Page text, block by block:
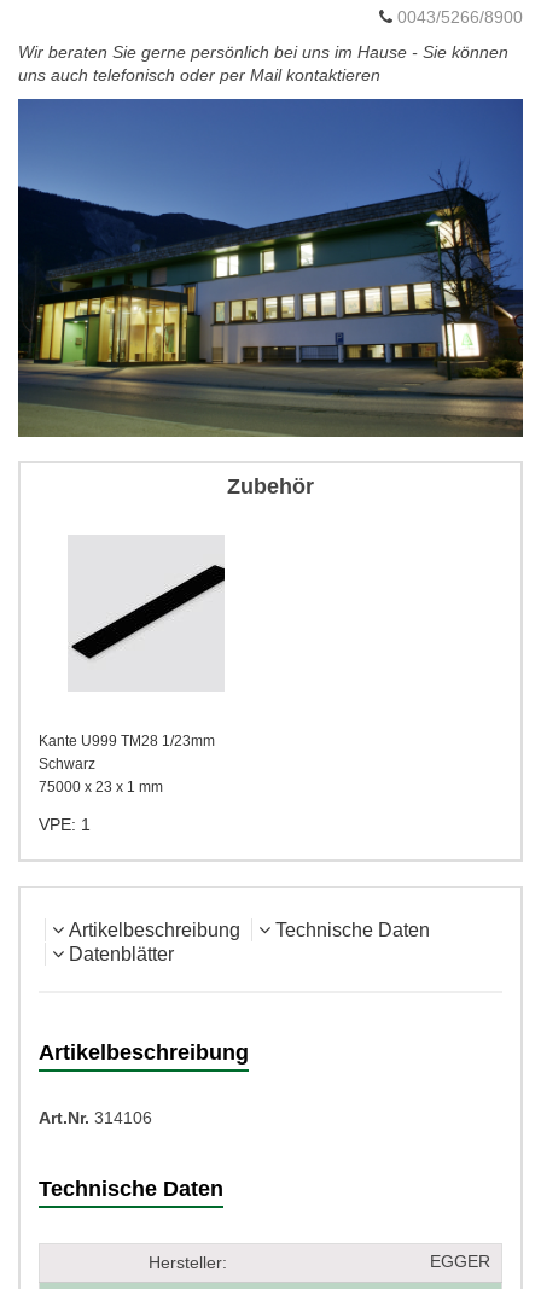
0043/5266/8900
Wir beraten Sie gerne persönlich bei uns im Hause - Sie können
uns auch telefonisch oder per Mail kontaktieren
Zubehör
Kante U999 TM28 1/23mm
Schwarz
75000 x 23 x 1 mm
VPE: 1
Artikelbeschreibung
Technische Daten
Datenblätter
Artikelbeschreibung
Art.Nr. 314106
Technische Daten
Hersteller: EGGER